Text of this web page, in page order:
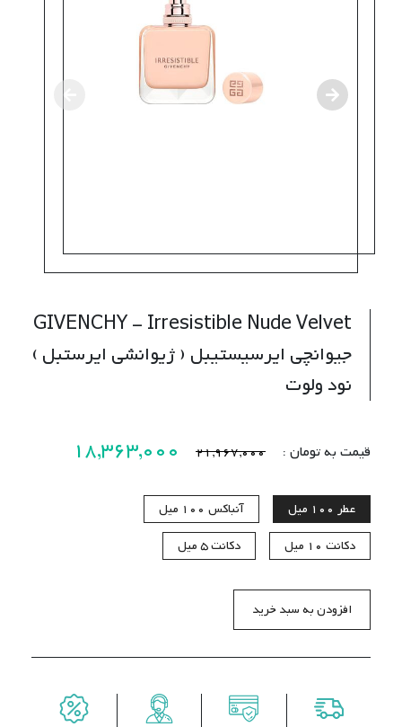
GIVENCHY - Irresistible Nude Velvet
جیوانچی ایرسیستیبل ( ژیوانشی ایرستبل )
نود ولوت
قیمت به تومان : 21,967,000
18,363,000
عطر 100 میل آنباکس 100 میل
دکانت 10 میل دکانت5 میل
افزودن به سبد خرید